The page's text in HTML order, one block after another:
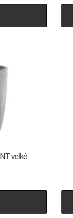
velké